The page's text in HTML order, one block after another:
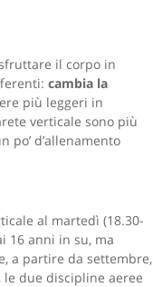
il corpo in
cambia la
più leggeri in
verticale sono più
d’allenamento
al martedì (18.30-
16 anni in su, ma
a partire da settembre,
due discipline aeree